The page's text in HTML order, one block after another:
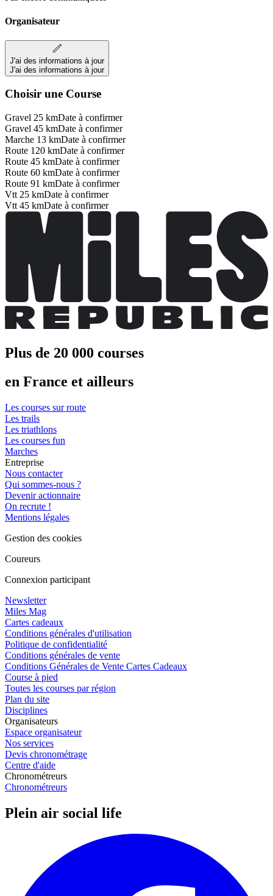
Organisateur
J'ai des informations à jour
J'ai des informations à jour
Choisir une Course
Gravel 25 kmDate à confirmer
Gravel 45 kmDate à confirmer
Marche 13 kmDate à confirmer
Route 120 kmDate à confirmer
Route 45 kmDate à confirmer
Route 60 kmDate à confirmer
Route 91 kmDate à confirmer
Vtt 25 kmDate à confirmer
Vtt 45 kmDate à confirmer
Plus de 20 000 courses
en France et ailleurs
Les courses sur route
Les trails
Les triathlons
Les courses fun
Marches
Entreprise
Nous contacter
Qui sommes-nous ?
Devenir actionnaire
On recrute !
Mentions légales
Gestion des cookies
Coureurs
Connexion participant
Newsletter
Miles Mag
Cartes cadeaux
Conditions générales d'utilisation
Politique de confidentialité
Conditions générales de vente
Conditions Générales de Vente Cartes Cadeaux
Course à pied
Toutes les courses par région
Plan du site
Disciplines
Organisateurs
Espace organisateur
Nos services
Devis chronométrage
Centre d'aide
Chronométreurs
Chronométreurs
Plein air social life